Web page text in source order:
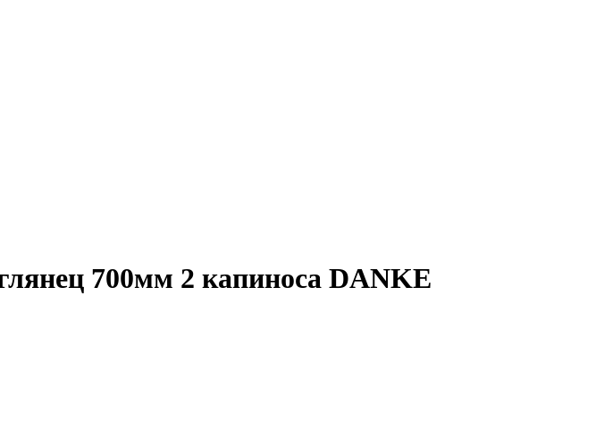
700мм 2 капиноса DANKE